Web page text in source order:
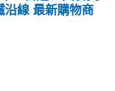
沿線 最新購物商